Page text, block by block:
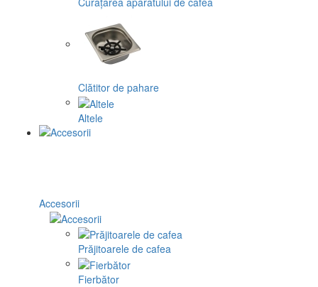
Clătitor de pahare
Altele
Accesorii
Prăjitoarele de cafea
Fierbător